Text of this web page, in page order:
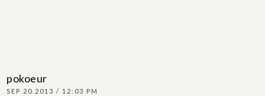
pokoeur
SEP 20.2013 / 12:03 PM